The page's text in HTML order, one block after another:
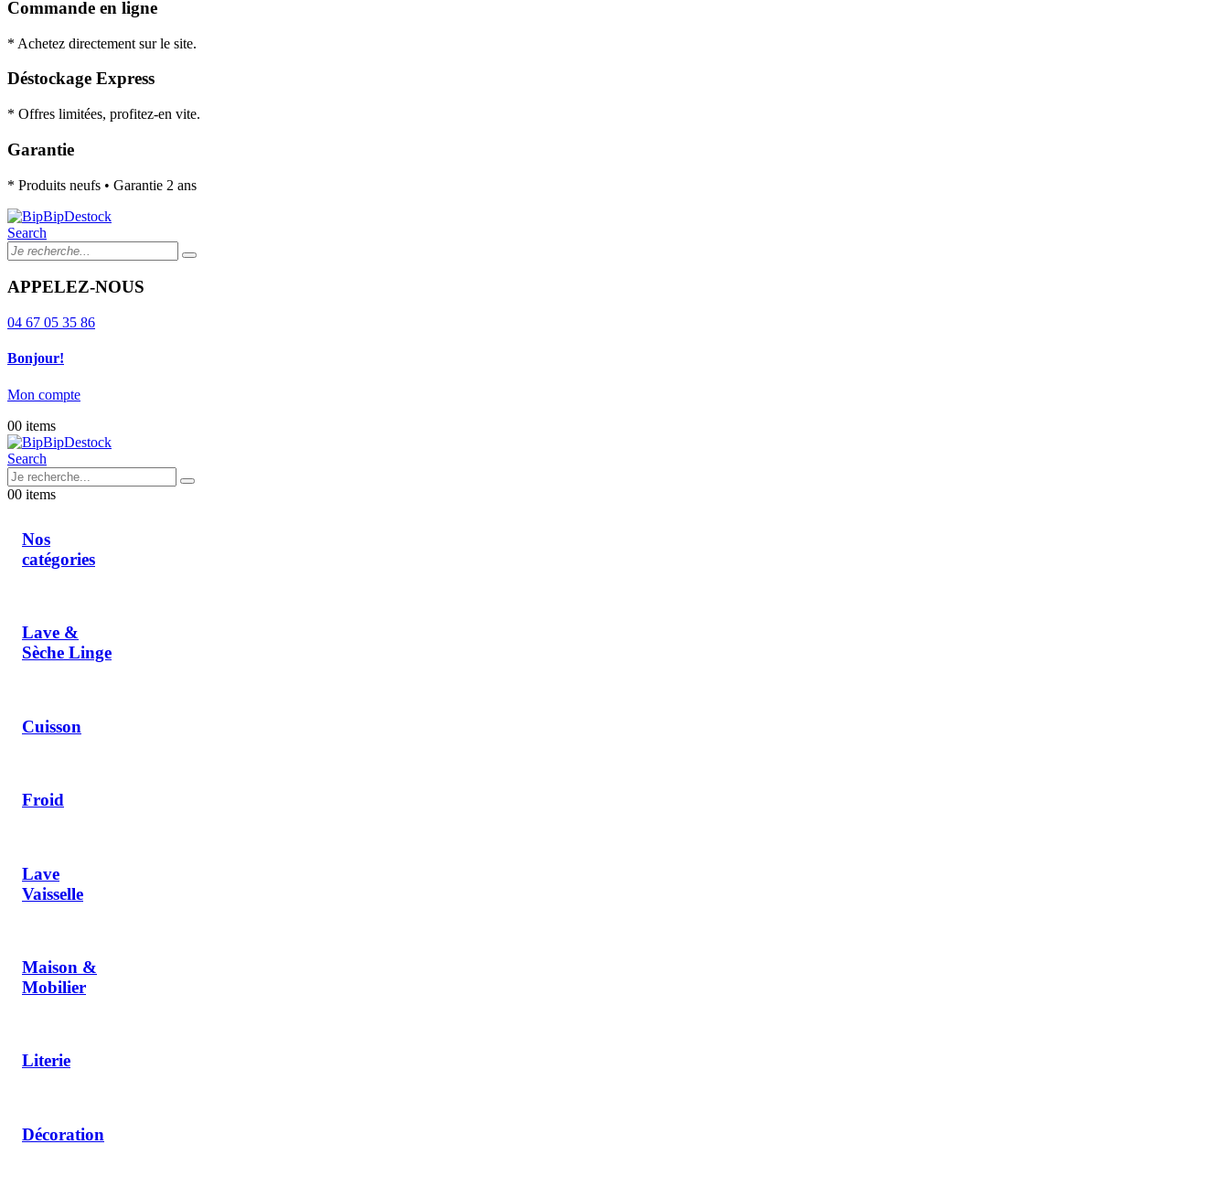
Commande en ligne
* Achetez directement sur le site.
Déstockage Express
* Offres limitées, profitez-en vite.
Garantie
* Produits neufs • Garantie 2 ans
Search
APPELEZ-NOUS
04 67 05 35 86
Bonjour!
Mon compte
00 items
Search
00 items
Nos
catégories
Lave &
Sèche Linge
Cuisson
Froid
Lave
Vaisselle
Maison &
Mobilier
Literie
Décoration